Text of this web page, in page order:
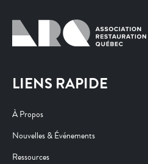
LIENS RAPIDE
À Propos
Nouvelles & Événements
Ressources